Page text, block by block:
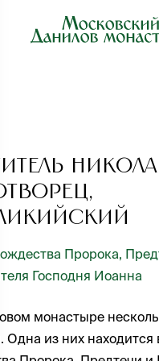
Пророка,
Господня Иоанна
монастыре
Одна из них находится